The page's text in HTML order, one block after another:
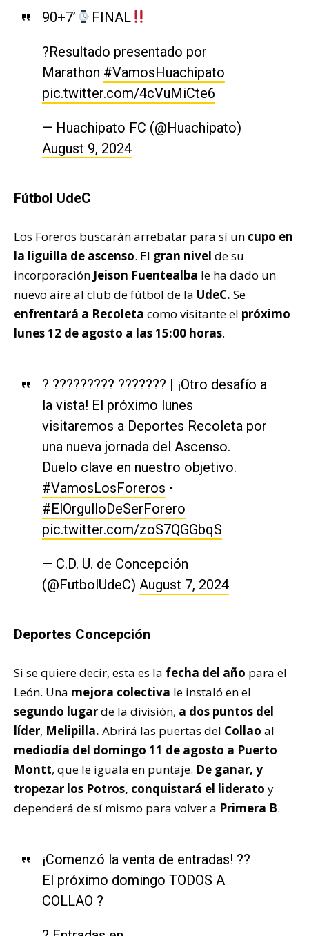
90+7’ FINAL
?Resultado presentado por
Marathon #VamosHuachipato
pic.twitter.com/4cVuMiCte6
— Huachipato FC (@Huachipato)
August 9, 2024
Fútbol UdeC
Los Foreros buscarán arrebatar para sí un cupo en
la liguilla de ascenso. El gran nivel de su
incorporación Jeison Fuentealba le ha dado un
nuevo aire al club de fútbol de la UdeC. Se
enfrentará a Recoleta como visitante el próximo
lunes 12 de agosto a las 15:00 horas.
? ????????? ??????? | ¡Otro desafío a
la vista! El próximo lunes
visitaremos a Deportes Recoleta por
una nueva jornada del Ascenso.
Duelo clave en nuestro objetivo.
#VamosLosForeros •
#ElOrgulloDeSerForero
pic.twitter.com/zoS7QGGbqS
— C.D. U. de Concepción
(@FutbolUdeC) August 7, 2024
Deportes Concepción
Si se quiere decir, esta es la fecha del año para el
León. Una mejora colectiva le instaló en el
segundo lugarde la división, a dos puntos del
líder, Melipilla. Abrirá las puertas del Collao al
mediodía del domingo 11 de agosto a Puerto
Montt, que le iguala en puntaje. De ganar, y
tropezar los Potros, conquistará el liderato y
dependerá de sí mismo para volver a Primera B.
¡Comenzó la venta de entradas! ??
El próximo domingo TODOS A
COLLAO ?